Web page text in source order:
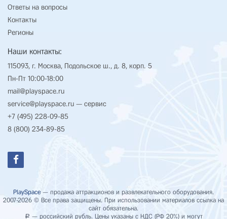
Ответы на вопросы
Контакты
Регионы
Наши контакты:
115093, г. Москва, Подольское ш., д. 8, корп. 5
Пн-Пт 10:00-18:00
mail@playspace.ru
service@playspace.ru — сервис
+7 (495) 228-09-85
8 (800) 234-89-85
PlaySpace — продажа аттракционов и развлекательного оборудования.
2007-2026 © Все права защищены. При использовании материалов ссылка на
сайт обязательна.
Р — российский рубль. Цены указаны с НДС (РФ 20%) и могут